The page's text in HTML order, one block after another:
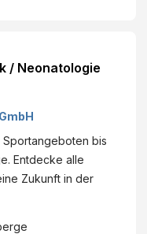
/ Neonatologie
Sportangeboten bis
Entdecke alle
Zukunft in der